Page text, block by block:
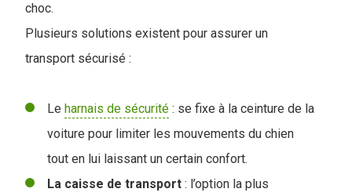
choc.
Plusieurs solutions existent pour assurer un
transport sécurisé :
Le harnais de sécurité : se fixe à la ceinture de la
voiture pour limiter les mouvements du chien
tout en lui laissant un certain confort.
La caisse de transport : l’option la plus